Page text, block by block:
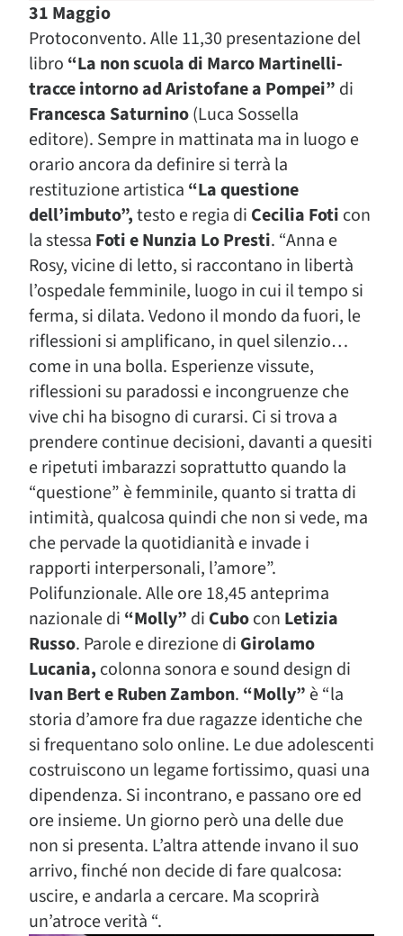
31 Maggio
Protoconvento. Alle 11,30 presentazione del
libro “La non scuola di Marco Martinelli-
tracce intorno ad Aristofane a Pompei” di
Francesca Saturnino(Luca Sossella
editore). Sempre in mattinata ma in luogo e
orario ancora da definire si terrà la
restituzione artistica “La questione
dell’imbuto”,testo e regia di Cecilia Foti con
la stessa Foti e Nunzia Lo Presti. “Anna e
Rosy, vicine di letto, si raccontano in libertà
l’ospedale femminile, luogo in cui il tempo si
ferma, si dilata. Vedono il mondo da fuori, le
riflessioni si amplificano, in quel silenzio…
come in una bolla. Esperienze vissute,
riflessioni su paradossi e incongruenze che
vive chi ha bisogno di curarsi. Ci si trova a
prendere continue decisioni, davanti a quesiti
e ripetuti imbarazzi soprattutto quando la
“questione” è femminile, quanto si tratta di
intimità, qualcosa quindi che non si vede, ma
che pervade la quotidianità e invade i
rapporti interpersonali, l’amore”.
Polifunzionale. Alle ore 18,45 anteprima
nazionale di “Molly” di Cubocon Letizia
Russo. Parole e direzione di Girolamo
Lucania, colonna sonora e sound design di
Ivan Bert e Ruben Zambon. “Molly” è “la
storia d’amore fra due ragazze identiche che
si frequentano solo online. Le due adolescenti
costruiscono un legame fortissimo, quasi una
dipendenza. Si incontrano, e passano ore ed
ore insieme. Un giorno però una delle due
non si presenta. L’altra attende invano il suo
arrivo, finché non decide di fare qualcosa:
uscire, e andarla a cercare. Ma scoprirà
un’atroce verità “.